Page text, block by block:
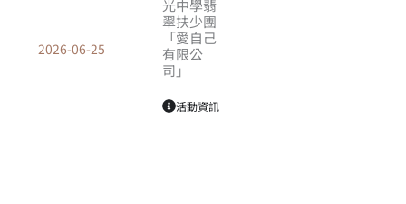
2026-06-25
光中學翡
翠扶少團
「愛自己
有限公
司」
活動資訊